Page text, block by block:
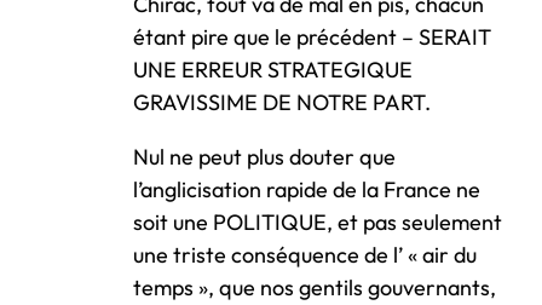
étant pire que le précédent – SERAIT
UNE ERREUR STRATEGIQUE
GRAVISSIME DE NOTRE PART.
Nul ne peut plus douter que
l’anglicisation rapide de la France ne
soit une POLITIQUE, et pas seulement
une triste conséquence de l’ « air du
temps », que nos gentils gouvernants,